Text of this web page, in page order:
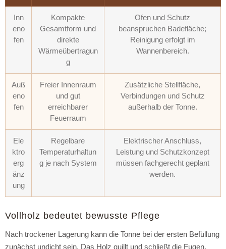
Inn
eno
fen
Kompakte
Gesamtform und
direkte
Wärmeübertragun
g
Ofen und Schutz
beanspruchen Badefläche;
Reinigung erfolgt im
Wannenbereich.
Auß
eno
fen
Freier Innenraum
und gut
erreichbarer
Feuerraum
Zusätzliche Stellfläche,
Verbindungen und Schutz
außerhalb der Tonne.
Ele
ktro
erg
änz
ung
Regelbare
Temperaturhaltun
g je nach System
Elektrischer Anschluss,
Leistung und Schutzkonzept
müssen fachgerecht geplant
werden.
Vollholz bedeutet bewusste Pflege
Nach trockener Lagerung kann die Tonne bei der ersten Befüllung
zunächst undicht sein. Das Holz quillt und schließt die Fugen.